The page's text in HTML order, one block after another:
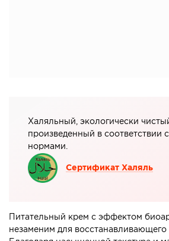
Халяльный, экологически
произведенный в соответствии
нормами.
Сертификат Халяль
Питательный крем с эффектом
незаменим для восстанавливающего